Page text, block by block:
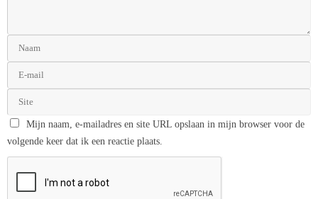
Mijn naam, e-mailadres en site URL opslaan in mijn browser voor de
volgende keer dat ik een reactie plaats.